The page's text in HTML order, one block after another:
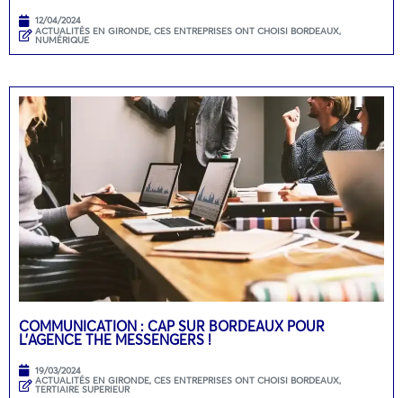
12/04/2024
ACTUALITÉS EN GIRONDE, CES ENTREPRISES ONT CHOISI BORDEAUX,
NUMÉRIQUE
COMMUNICATION : CAP SUR BORDEAUX POUR
L’AGENCE THE MESSENGERS !
19/03/2024
ACTUALITÉS EN GIRONDE, CES ENTREPRISES ONT CHOISI BORDEAUX,
TERTIAIRE SUPERIEUR